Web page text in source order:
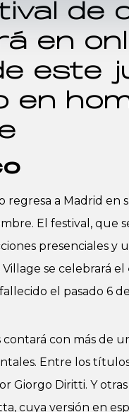
de
en
este
en
regresa a Madrid
El festival, que
presenciales y
se celebrará el
el pasado 6
contará con más de
Entre los
Giorgo Diritti. Y
cuya versión en